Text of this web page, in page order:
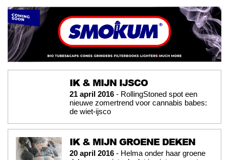
IK & MIJN IJSCO
21 april 2016 - RollingStoned spot een
nieuwe zomertrend voor cannabis babes:
de wiet-ijsco
IK & MIJN GROENE DEKEN
20 april 2016 - Helma onder haar groene